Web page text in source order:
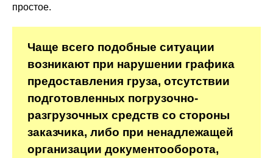
простое.
Чаще всего подобные ситуации
возникают при нарушении графика
предоставления груза, отсутствии
подготовленных погрузочно-
разгрузочных средств со стороны
заказчика, либо при ненадлежащей
организации документооборота,